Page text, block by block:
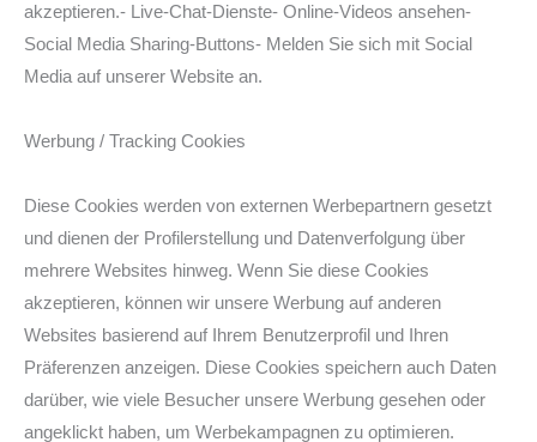
akzeptieren.- Live-Chat-Dienste- Online-Videos ansehen-
Social Media Sharing-Buttons- Melden Sie sich mit Social
Media auf unserer Website an.
Werbung / Tracking Cookies
Diese Cookies werden von externen Werbepartnern gesetzt
und dienen der Profilerstellung und Datenverfolgung über
mehrere Websites hinweg. Wenn Sie diese Cookies
akzeptieren, können wir unsere Werbung auf anderen
Websites basierend auf Ihrem Benutzerprofil und Ihren
Präferenzen anzeigen. Diese Cookies speichern auch Daten
darüber, wie viele Besucher unsere Werbung gesehen oder
angeklickt haben, um Werbekampagnen zu optimieren.